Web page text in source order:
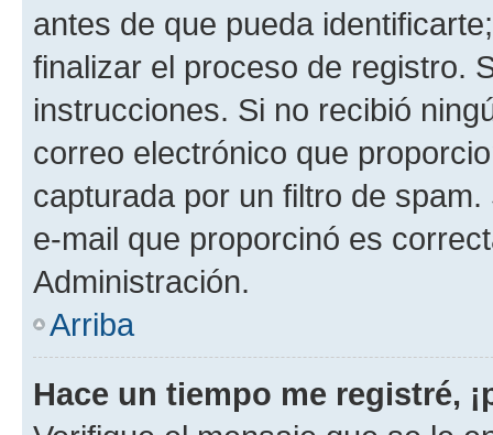
antes de que pueda
finalizar el proceso de registro.
instrucciones. Si no recibió
correo electrónico que
capturada por un filtro de
e-mail que proporcinó es
Administración.
Arriba
Hace un tiempo me registré,